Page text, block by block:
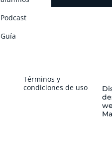
Podcast
Guía
Términos y
condiciones de uso